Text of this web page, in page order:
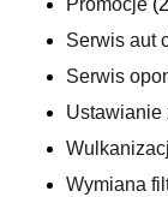
Promocje
Serwis aut
Serwis
Ustawianie
Wymiana